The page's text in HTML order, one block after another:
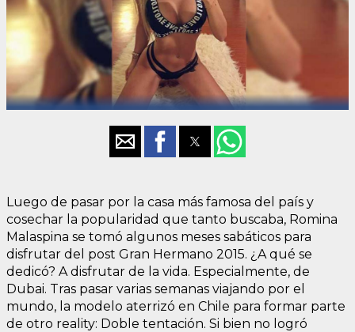
Luego de pasar por la casa más famosa del país y
cosechar la popularidad que tanto buscaba, Romina
Malaspina se tomó algunos meses sabáticos para
disfrutar del post Gran Hermano 2015. ¿A qué se
dedicó? A disfrutar de la vida. Especialmente, de
Dubai. Tras pasar varias semanas viajando por el
mundo, la modelo aterrizó en Chile para formar parte
de otro reality: Doble tentación. Si bien no logró